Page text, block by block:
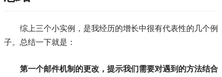
综上三个小实例，是我经历的增长中很有代表性的几个例
子。总结一下就是：
第一个邮件机制的更改，提示我们需要对遇到的方法结合